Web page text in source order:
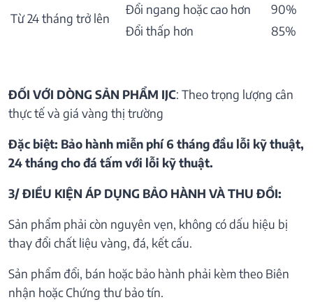
Từ 24 tháng trở lên
Đổi ngang hoặc cao hơn
90%
Đổi thấp hơn
85%
ĐỐI VỚI DÒNG SẢN PHẨM IJC: Theo trọng lượng cân
thực tế và giá vàng thị trường
Đặc biệt: Bảo hành miễn phí 6 tháng đầu lỗi kỹ thuật,
24 tháng cho đá tấm với lỗi kỹ thuật.
3/ ĐIỀU KIỆN ÁP DỤNG BẢO HÀNH VÀ THU ĐỒI:
Sản phẩm phải còn nguyên vẹn, không có dấu hiệu bị
thay đổi chất liệu vàng, đá, kết cấu.
Sản phẩm đổi, bán hoặc bảo hành phải kèm theo Biên
nhận hoặc Chứng thư bảo tín.